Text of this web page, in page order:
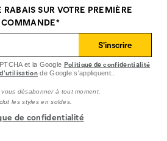
sur
Facebook
sur
Pinterest
sur
Instagram
SUR VOTRE PREMIÈRE
COMMANDE*
S'inscrire
et la Google Politique de confidentialité
de Google s'appliquent..
désabonner à tout moment.
les styles en soldes.
de confidentialité